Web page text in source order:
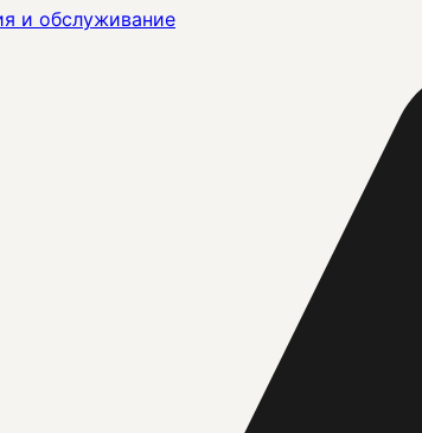
и обслуживание